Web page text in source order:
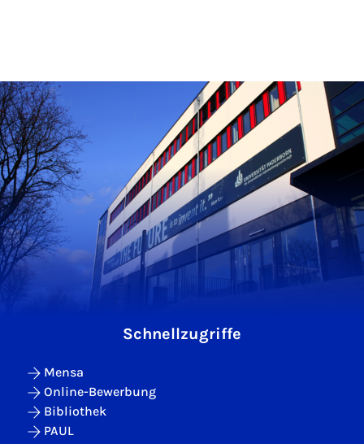
Schnellzugriffe
Mensa
Online-Bewerbung
Bibliothek
PAUL